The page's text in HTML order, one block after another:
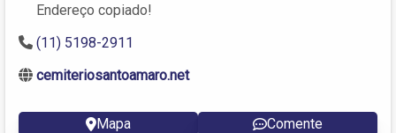
Endereço copiado!
(11) 5198-2911
cemiteriosantoamaro.net
Mapa Comente